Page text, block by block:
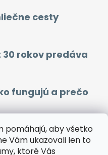
pomáhajú, aby všetko
Vám ukazovali len to
ktoré Vás
cesty
30 rokov predáva
fungujú a prečo